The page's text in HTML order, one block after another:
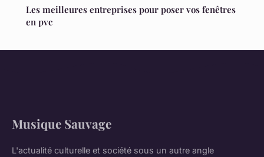
Les meilleures entreprises pour poser vos fenêtres
en pvc
Musique Sauvage
L'actualité culturelle et société sous un autre angle